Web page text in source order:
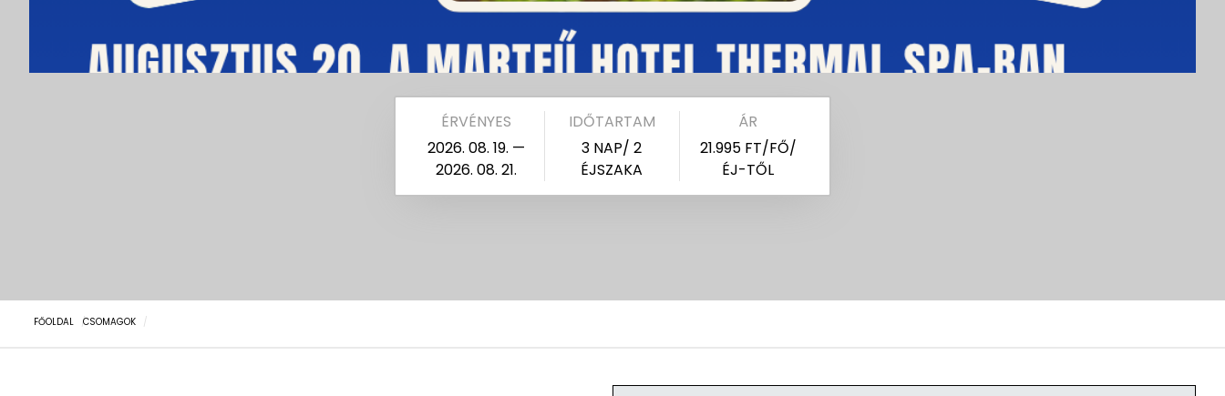
ÉRVÉNYES
2026. 08. 19. —
2026. 08. 21.
IDŐTARTAM
3 NAP/ 2
ÉJSZAKA
ÁR
21.995 FT/FŐ/
ÉJ-TŐL
FŐOLDAL CSOMAGOK